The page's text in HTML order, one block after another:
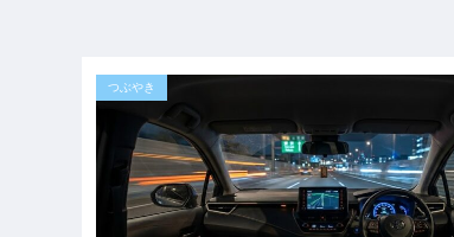
つぶやき